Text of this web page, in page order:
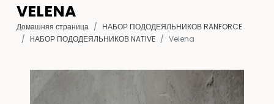
VELENA
Домашняя страница
НАБОР ПОДОДЕЯЛЬНИКОВ RANFORCE
HАБОР ПОДОДЕЯЛЬНИКОВ NATIVE
Velena